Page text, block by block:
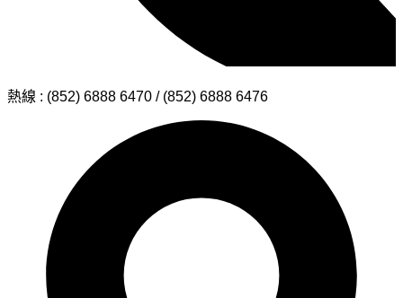
熱線 : (852) 6888 6470 / (852) 6888 6476